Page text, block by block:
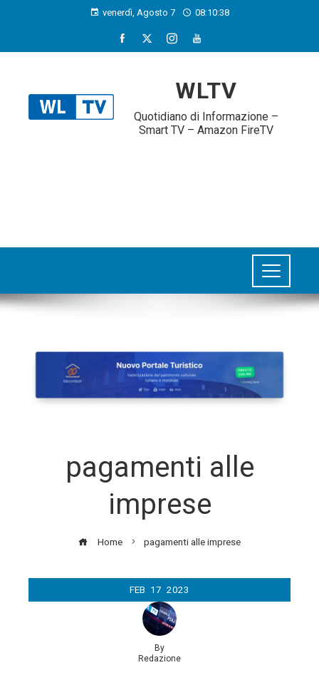
venerdì, Agosto 7 08:10:39
WLTV
Quotidiano di Informazione –
Smart TV – Amazon FireTV
pagamenti alle
imprese
Home pagamenti alle imprese
FEB 17 2023
By
Redazione